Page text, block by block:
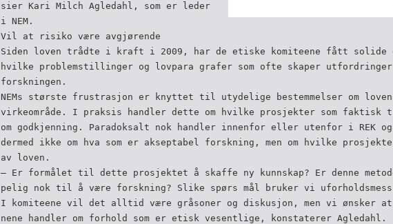
sier Kari Milch Agledahl, som er leder
i NEM.
Vil at risiko være avgjørende
Siden loven trådte i kraft i 2009, har de etiske komiteene fått solide
hvilke problemstillinger og lovpara­ grafer som ofte skaper
forskningen.
NEMs største frustrasjon er knyttet til utydelige bestemmelser om
virkeområde. I praksis handler dette om hvilke prosjekter som faktisk
om godkjenning. Paradoksalt nok handler innenfor eller utenfor i REK­ og
dermed ikke om hva som er akseptabel forskning, men om hvilke
av loven.
– Er formålet til dette prosjektet å skaffe ny kunnskap? Er denne
pelig nok til å være forskning? Slike spørs­ mål bruker vi
I komiteene vil det alltid være gråsoner og diskusjon, men vi ønsker
nene handler om forhold som er etisk vesentlige, konstaterer Agledahl.